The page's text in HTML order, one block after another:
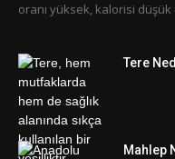
oranı yüksek, kalorisi düşük
Tere
Mahlep